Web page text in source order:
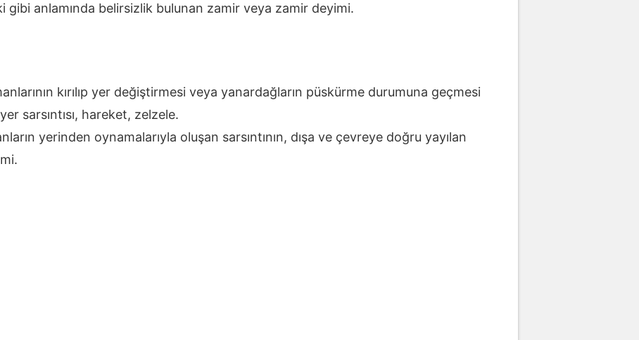
gibi anlamında belirsizlik bulunan zamir veya zamir deyimi.
kırılıp yer değiştirmesi veya yanardağların püskürme durumuna geçmesi
sarsıntısı, hareket, zelzele.
yerinden oynamalarıyla oluşan sarsıntının, dışa ve çevreye doğru yayılan